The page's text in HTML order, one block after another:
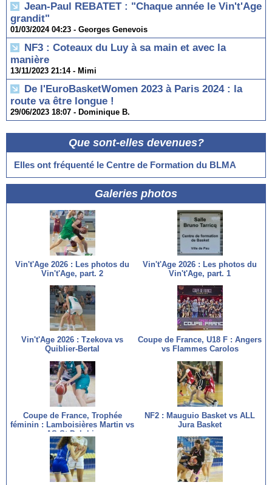
Jean-Paul REBATET : "Chaque année le Vin't'Age
grandit"
01/03/2024 04:23 - Georges Genevois
NF3 : Coteaux du Luy à sa main et avec la
manière
13/11/2023 21:14 - Mimi
De l'EuroBasketWomen 2023 à Paris 2024 : la
route va être longue !
29/06/2023 18:07 - Dominique B.
Que sont-elles devenues?
Elles ont fréquenté le Centre de Formation du BLMA
Galeries photos
Vin't'Age 2026 : Les photos du
Vin't'Age, part. 2
Vin't'Age 2026 : Les photos du
Vin't'Age, part. 1
Vin't'Age 2026 : Tzekova vs
Quiblier-Bertal
Coupe de France, U18 F : Angers
vs Flammes Carolos
Coupe de France, Trophée
féminin : Lamboisières Martin vs
AS St Delphin
NF2 : Mauguio Basket vs ALL
Jura Basket